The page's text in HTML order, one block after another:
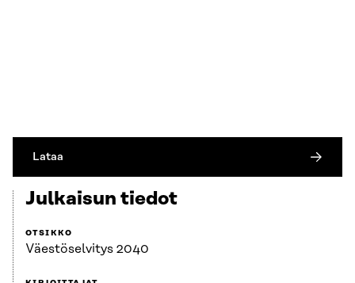
Lataa
Julkaisun tiedot
OTSIKKO
Väestöselvitys 2040